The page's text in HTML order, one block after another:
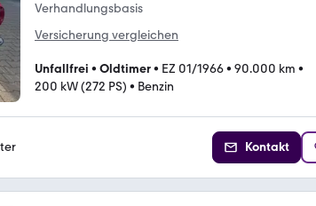
Verhandlungsbasis
Versicherung vergleichen
Unfallfrei • Oldtimer• EZ 01/1966• 90.000 km •
200 kW (272 PS) • Benzin
Kontakt